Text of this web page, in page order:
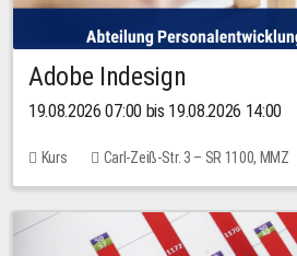
Adobe Indesign
19.08.2026 07:00 bis 19.08.2026 14:00
Kurs Carl-Zeiß-Str. 3 – SR 1100, MMZ